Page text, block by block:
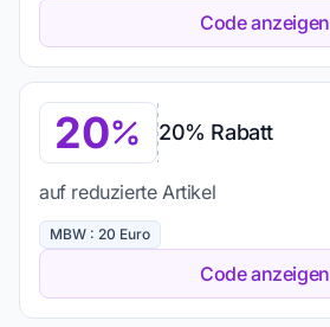
Code anzeigen
20 20% Rabatt
auf reduzierte Artikel
MBW : 20 Euro
Code anzeigen